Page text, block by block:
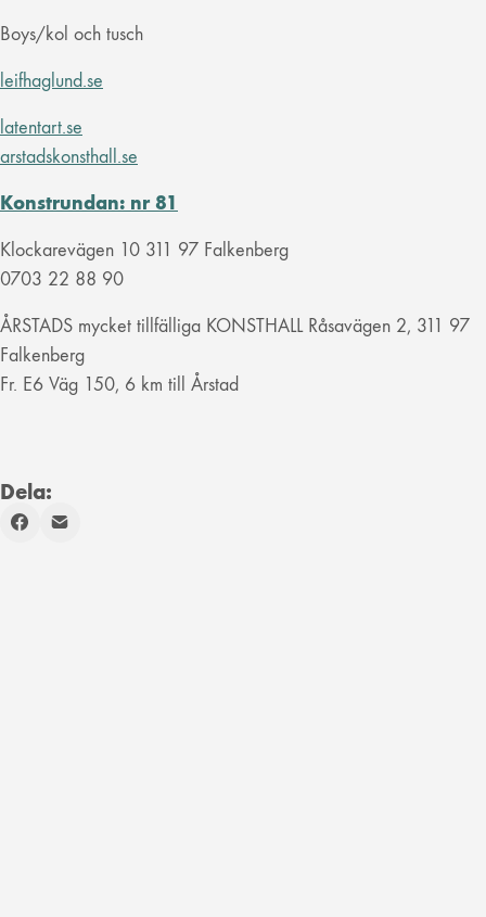
Boys/kol och tusch
leifhaglund.se
latentart.se
arstadskonsthall.se
Konstrundan: nr 81
Klockarevägen 10 311 97 Falkenberg
0703 22 88 90
ÅRSTADS mycket tillfälliga KONSTHALL Råsavägen 2, 311 97
Falkenberg
Fr. E6 Väg 150, 6 km till Årstad
Dela: